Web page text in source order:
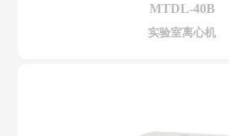
MTDL-40B
实验室离心机